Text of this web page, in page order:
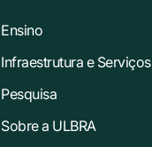
Ensino
Infraestrutura e Serviços
Pesquisa
Sobre a ULBRA